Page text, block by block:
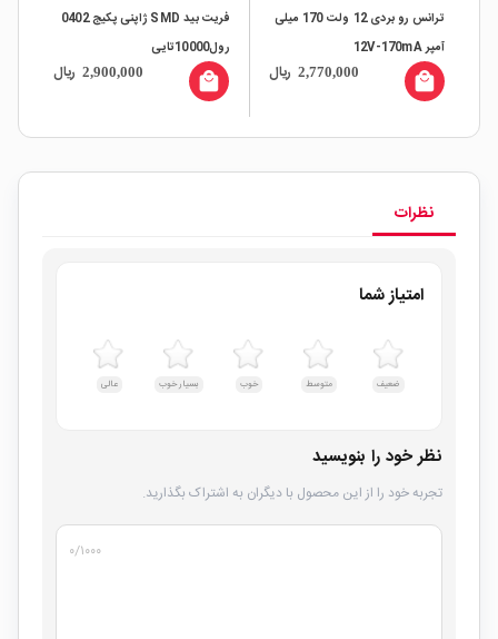
ترانس رو بردی 12 ولت 170 میلی
آمپر 12V-170mA
2,770,000 ریال local_mall
فریت بید SMD ژاپنی پکیج 0402
رول10000تایی
2,900,000 ریال local_mall
نظرات
امتیاز شما
ضعیف متوسط خوب بسیار خوب عالی
نظر خود را بنویسید
تجربه خود را از این محصول با دیگران به اشتراک بگذارید.
۰/۱۰۰۰